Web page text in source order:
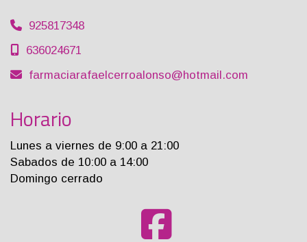
925817348
636024671
farmaciarafaelcerroalonso
hotmail.com
Horario
Lunes a viernes de 9:00 a 21:00
Sabados de 10:00 a 14:00
Domingo cerrado